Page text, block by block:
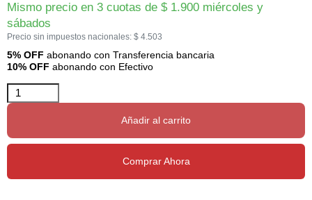
Mismo precio en 3 cuotas de $1.900 miércoles y
sábados
Precio sin impuestos nacionales: $ 4.503
5% OFF abonando con Transferencia bancaria
10% OFF abonando con Efectivo
Añadir al carrito
Comprar Ahora